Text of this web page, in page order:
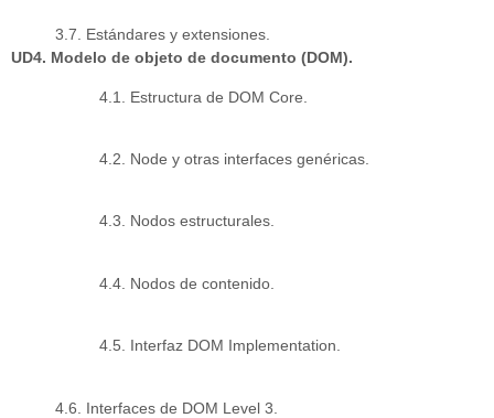
3.7. Estándares y extensiones.
UD4. Modelo de objeto de documento (DOM).
4.1. Estructura de DOM Core.
4.2. Node y otras interfaces genéricas.
4.3. Nodos estructurales.
4.4. Nodos de contenido.
4.5. Interfaz DOM Implementation.
4.6. Interfaces de DOM Level 3.